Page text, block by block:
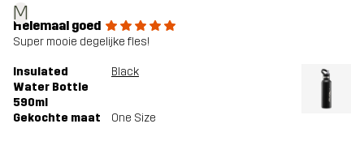
M
Helemaal goed
Super mooie degelijke fles!
Insulated
Water Bottle
590ml
Black
Gekochte maat One Size